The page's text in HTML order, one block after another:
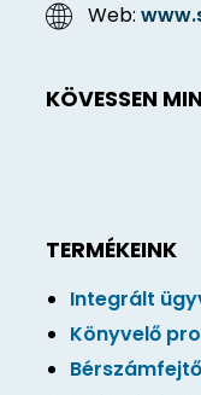
Web:
KÖVESSEN
TERMÉKEINK
Integrált
Könyvelő